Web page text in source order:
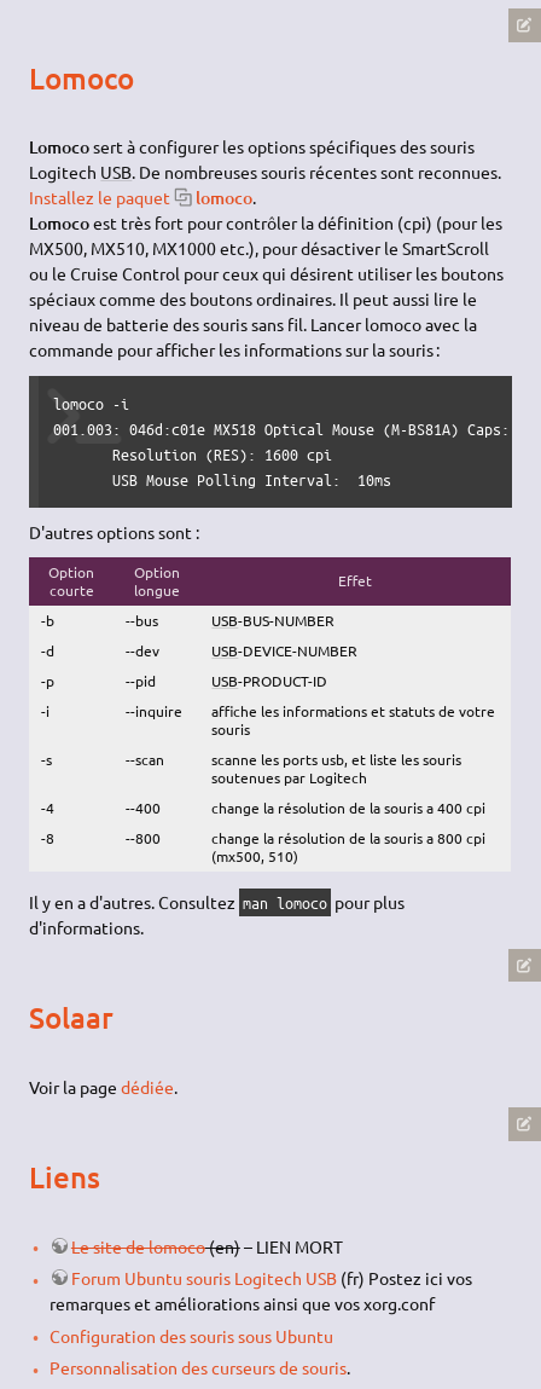
Lomoco
Lomocosert à configurer les options spécifiques des souris
Logitech USB. De nombreuses souris récentes sont reconnues.
Installez le paquet
lomoco.
Lomocoest très fort pour contrôler la définition (cpi) (pour les
MX500, MX510, MX1000 etc.), pour désactiver le SmartScroll
ou le Cruise Control pour ceux qui désirent utiliser les boutons
spéciaux comme des boutons ordinaires. Il peut aussi lire le
niveau de batterie des souris sans fil. Lancer lomoco avec la
commande pour afficher les informations sur la souris :
lomoco -i
001.003: 046d:c01e MX518 Optical Mouse (M-BS81A) Caps:
       Resolution
(RES): 1600 cpi
       USB Mouse Polling Interval:  10ms
D'autres options sont :
Option
courte
Option
longue
Effet
-b --bus USB-BUS-NUMBER
-d
--dev USB-DEVICE-NUMBER
-p
--pid USB-PRODUCT-ID
-i
--inquire
affiche les informations et statuts de votre
souris
-s
--scan
scanne les ports usb, et liste les souris
soutenues par Logitech
-4
--400
change la résolution de la souris a 400 cpi
-8
--800
change la résolution de la souris a 800 cpi
(mx500, 510)
Il y en a d'autres. Consultez man lomoco pour plus
d'informations.
Solaar
Voir la pagedédiée.
Liens
Le site de lomoco(en)– LIEN MORT
Forum Ubuntu souris Logitech USB(fr) Postez ici vos
remarques et améliorations ainsi que vos xorg.conf
Configuration des souris sous Ubuntu
Personnalisation des curseurs de souris.